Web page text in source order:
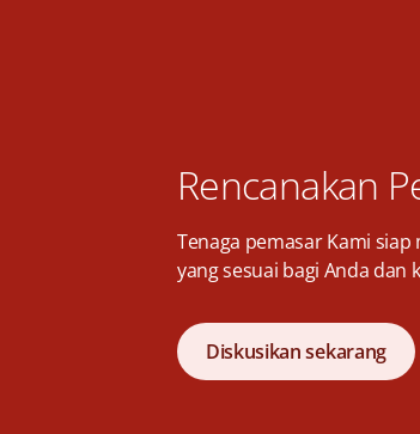
Rencanakan
Tenaga pemasar Kami
yang sesuai bagi Anda dan
Diskusikan sekarang